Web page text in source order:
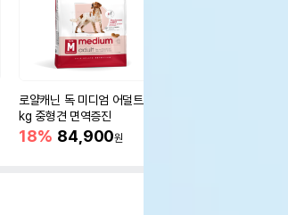
로얄캐닌 독 미디엄 어덜트 10
kg 중형견 면역증진
18% 84,900원